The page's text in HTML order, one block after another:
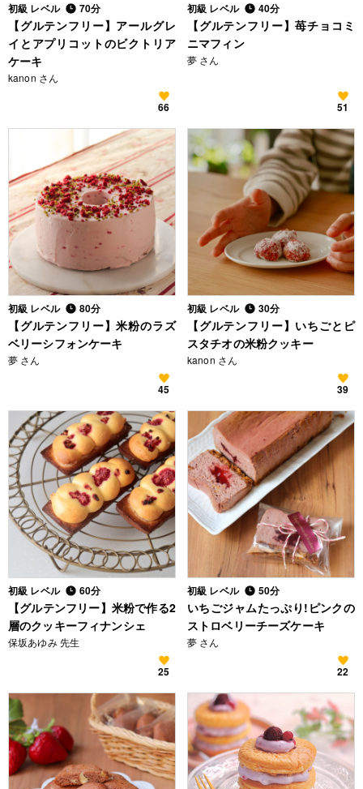
初級 レベル 70分
【グルテンフリー】アールグレ
イとアプリコットのビクトリア
ケーキ
kanon さん
66
初級 レベル 40分
【グルテンフリー】苺チョコミ
ニマフィン
夢 さん
51
初級 レベル 80分
【グルテンフリー】米粉のラズ
ベリーシフォンケーキ
夢 さん
45
初級 レベル 30分
【グルテンフリー】いちごとピ
スタチオの米粉クッキー
kanon さん
39
初級 レベル 60分
【グルテンフリー】米粉で作る2
層のクッキーフィナンシェ
保坂あゆみ 先生
25
初級 レベル 50分
いちごジャムたっぷり!ピンクの
ストロベリーチーズケーキ
夢 さん
22